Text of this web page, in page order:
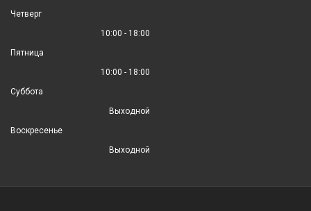
Четверг
10:00 - 18:00
Пятница
10:00 - 18:00
Суббота
Выходной
Воскресенье
Выходной